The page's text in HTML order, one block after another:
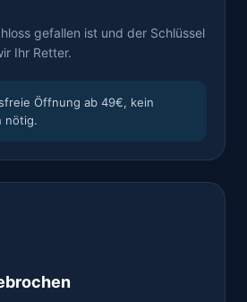
gefallen ist und der Schlüssel
Ihr Retter.
Öffnung ab 49€, kein
nötig.